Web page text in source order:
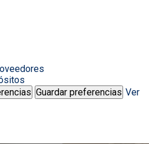
Guardar preferencias Ver